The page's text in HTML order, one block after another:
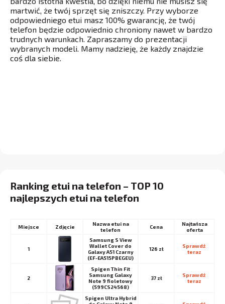
martwić, że twój sprzęt się zniszczy. Przy wyborze
odpowiedniego etui masz 100% gwarancję, że twój
telefon będzie odpowiednio chroniony nawet w bardzo
trudnych warunkach. Zapraszamy do prezentacji
wybranych modeli. Mamy nadzieję, że każdy znajdzie
coś dla siebie.
Ranking etui na telefon – TOP 10
najlepszych etui na telefon
Miejsce
Nazwa etui na
telefon
Cena
Najtańsza
oferta
1
Samsung S View
Wallet Cover do
Galaxy A51 Czarny
(EF-EA515PBEGEU)
126 zł
Sprawdź
teraz
2
Spigen Thin Fit
Samsung Galaxy
Note 9 fioletowy
(599CS24568)
37 zł
Sprawdź
teraz
Spigen Ultra Hybrid